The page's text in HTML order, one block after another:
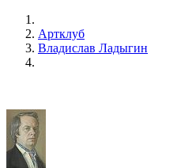
Артклуб
Владислав Ладыгин